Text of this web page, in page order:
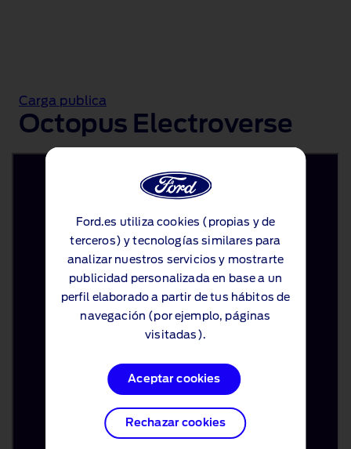
Ford.es utiliza cookies (propias y de
terceros) y tecnologías similares para
analizar nuestros servicios y mostrarte
publicidad personalizada en base a un
perfil elaborado a partir de tus hábitos de
navegación (por ejemplo, páginas
visitadas).
Aceptar cookies
Rechazar cookies
Ford.es utiliza cookies (propias y de
terceros) y tecnologías similares para
analizar nuestros servicios y mostrarte
publicidad personalizada en base a un
perfil elaborado a partir de tus hábitos de
navegación (por ejemplo, páginas
visitadas).
Aceptar cookies
Rechazar cookies
Carga publica
Octopus Electroverse